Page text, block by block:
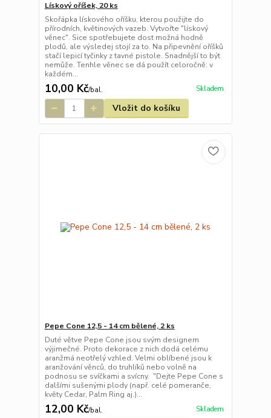
Lískový oříšek, 20 ks
Skořápka lískového oříšku, kterou použijte do
přírodních, květinových vazeb. Vytvořte "lískový
věnec". Sice spotřebujete dost možná hodně
plodů, ale výsledej stojí za to. Na připevnění oříšků
stačí lepicí tyčinky z tavné pistole. Snadnější to být
nemůže. Tenhle věnec se dá použít celoročně: v
každém...
10,00 Kč/bal. Skladem
Vložit do košíku
Pepe Cone 12,5 - 14 cm bělené, 2 ks
Duté větve Pepe Cone jsou svým designem
výjimečné. Proto dekorace z nich dodá celému
aranžmá neotřelý vzhled. Velmi oblíbené jsou k
aranžování věnců, do truhlíků nebo volně na
podnosu se svíčkami a svícny. "Dejte Pepe Cone s
dalšími sušenými plody (např. celé pomeranče,
květy Cedar, Palm Ring aj.)...
12,00 Kč/bal. Skladem